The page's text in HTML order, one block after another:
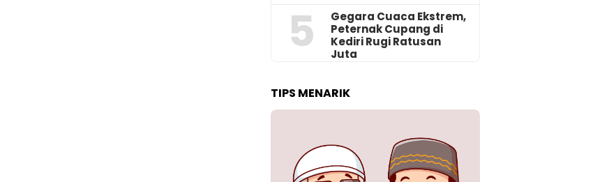
5
‎Gegara Cuaca Ekstrem,
Peternak Cupang di
Kediri Rugi Ratusan
Juta
TIPS MENARIK